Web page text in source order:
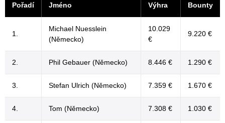
Pořadí Jméno Výhra Bounty
1.
Michael Nuesslein
(Německo)
10.029
€
9.220 €
2. Phil Gebauer (Německo) 8.446 € 1.290 €
3. Stefan Ulrich (Německo) 7.359 € 1.670 €
4. Tom (Německo) 7.308 € 1.030 €